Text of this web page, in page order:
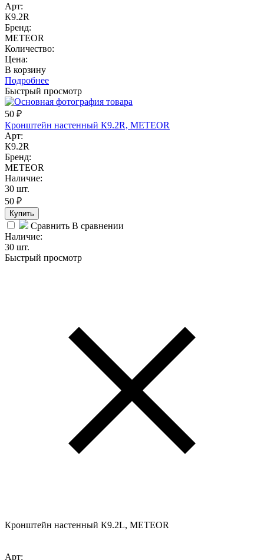
Арт:
К9.2R
Бренд:
METEOR
Количество:
Цена:
В корзину
Подробнее
Быстрый просмотр
50 ₽
Кронштейн настенный К9.2R, METEOR
Арт:
К9.2R
Бренд:
METEOR
Наличие:
30 шт.
50 ₽
Купить
Сравнить В сравнении
Наличие:
30 шт.
Быстрый просмотр
Кронштейн настенный К9.2L, METEOR
Арт: